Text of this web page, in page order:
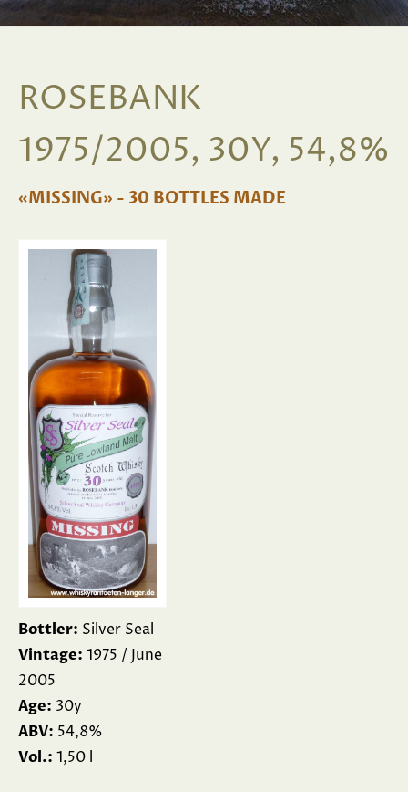
ROSEBANK
1975/2005, 30Y, 54,8%
«MISSING» - 30 BOTTLES MADE
Bottler: Silver Seal
Vintage: 1975 / June
2005
Age: 30y
ABV: 54,8%
Vol.: 1,50 l